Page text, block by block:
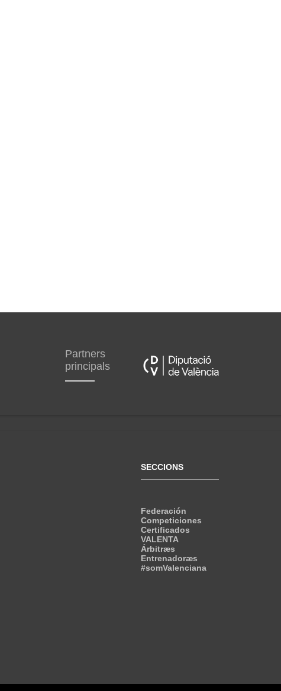
Partners
principals
SECCIONS
Federación
Competiciones
Certificados
VALENTA
Árbitræs
Entrenadoræs
#somValenciana